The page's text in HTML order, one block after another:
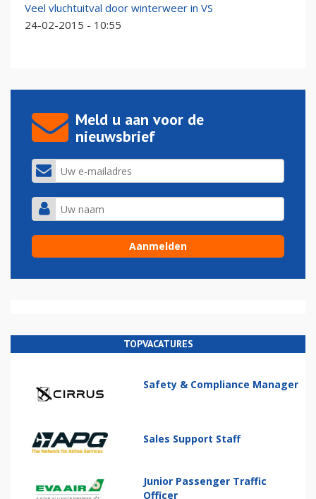
Veel vluchtuitval door winterweer in VS
24-02-2015 - 10:55
Meld u aan voor de
nieuwsbrief
TOPVACATURES
Safety & Compliance Manager
Sales Support Staff
Junior Passenger Traffic
Officer